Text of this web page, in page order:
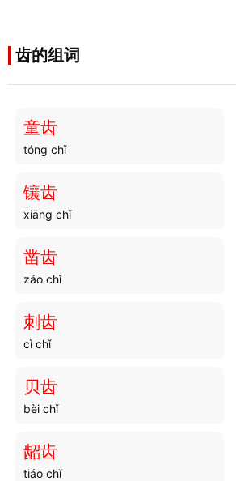
齿的组词
童齿
tóng chǐ
镶齿
xiāng chǐ
凿齿
záo chǐ
刺齿
cì chǐ
贝齿
bèi chǐ
龆齿
tiáo chǐ